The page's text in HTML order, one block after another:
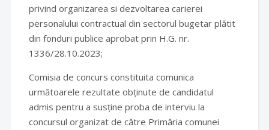
privind organizarea si dezvoltarea carierei
personalului contractual din sectorul bugetar plătit
din fonduri publice aprobat prin H.G. nr.
1336/28.10.2023;
Comisia de concurs constituita comunica
următoarele rezultate obținute de candidatul
admis pentru a susține proba de interviu la
concursul organizat de către Primăria comunei